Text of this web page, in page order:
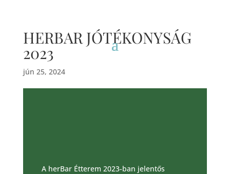
HERBAR JÓTÉKONYSÁG
2023
jún 25, 2024
A herBar Étterem 2023-ban jelentős